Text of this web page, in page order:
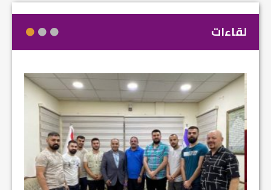
لقاءات